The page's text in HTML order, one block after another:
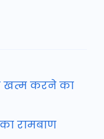
खत्म करने का
रामबाण